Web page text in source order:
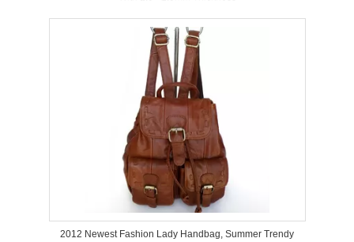
2012 Newest Fashion Lady Handbag, Summer Trendy